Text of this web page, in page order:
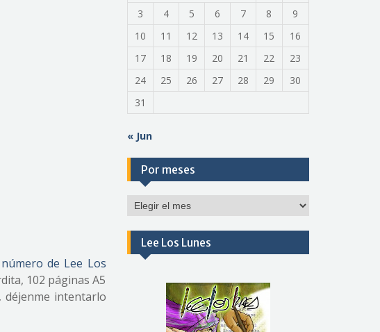
de Lee Los
102 páginas A5
déjenme intentarlo
3
4 5 6 7 8
9
10
11 12 13 14 15
16
17
18 19 20 21 22
23
24
25 26 27 28 29
30
31
« Jun
Por meses
Por
Lee Los Lunes